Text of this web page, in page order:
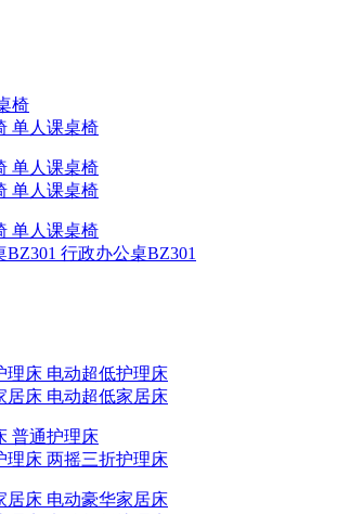
椅
单人课桌椅
单人课桌椅
单人课桌椅
单人课桌椅
行政办公桌BZ301
电动超低护理床
电动超低家居床
普通护理床
两摇三折护理床
电动豪华家居床